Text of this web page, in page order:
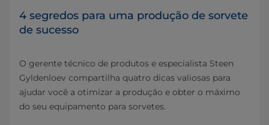
4 segredos para uma produção de sorvete
de sucesso
O gerente técnico de produtos e especialista Steen
Gyldenloev compartilha quatro dicas valiosas para
ajudar você a otimizar a produção e obter o máximo
do seu equipamento para sorvetes.